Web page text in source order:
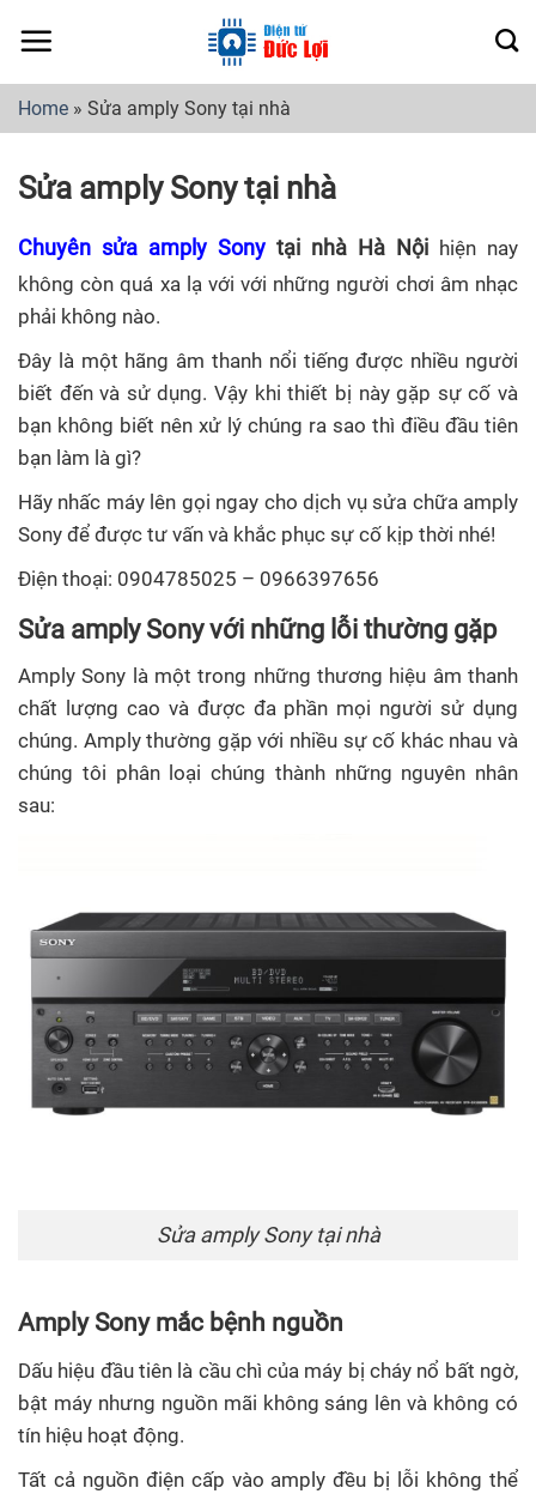
Home » Sửa amply Sony tại nhà
Sửa amply Sony tại nhà
Chuyên sửa amply Sony tại nhà Hà Nội hiện nay
không còn quá xa lạ với với những người chơi âm nhạc
phải không nào.
Đây là một hãng âm thanh nổi tiếng được nhiều người
biết đến và sử dụng. Vậy khi thiết bị này gặp sự cố và
bạn không biết nên xử lý chúng ra sao thì điều đầu tiên
bạn làm là gì?
Hãy nhấc máy lên gọi ngay cho dịch vụ sửa chữa amply
Sony để được tư vấn và khắc phục sự cố kịp thời nhé!
Điện thoại: 0904785025 – 0966397656
Sửa amply Sonyvới những lỗi thường gặp
Amply Sony là một trong những thương hiệu âm thanh
chất lượng cao và được đa phần mọi người sử dụng
chúng. Amply thường gặp với nhiều sự cố khác nhau và
chúng tôi phân loại chúng thành những nguyên nhân
sau:
Sửa amply Sony tại nhà
Amply Sony mắc bệnh nguồn
Dấu hiệu đầu tiên là cầu chì của máy bị cháy nổ bất ngờ,
bật máy nhưng nguồn mãi không sáng lên và không có
tín hiệu hoạt động.
Tất cả nguồn điện cấp vào amply đều bị lỗi không thể